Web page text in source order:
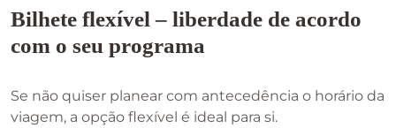
Bilhete flexível – liberdade de acordo
com o seu programa
Se não quiser planear com antecedência o horário da
viagem, a opção flexível é ideal para si.